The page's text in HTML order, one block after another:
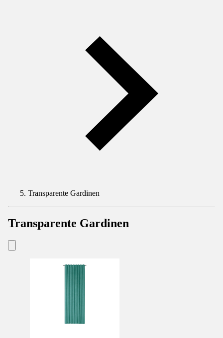
Transparente Gardinen
Transparente Gardinen